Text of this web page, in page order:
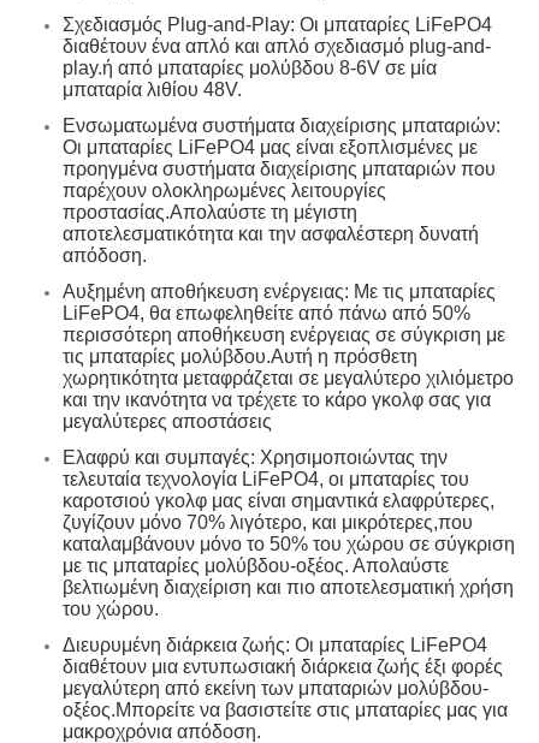
Σχεδιασμός Plug-and-Play: Οι μπαταρίες LiFePO4
διαθέτουν ένα απλό και απλό σχεδιασμό plug-and-
play.ή από μπαταρίες μολύβδου 8-6V σε μία
μπαταρία λιθίου 48V.
Ενσωματωμένα συστήματα διαχείρισης μπαταριών:
Οι μπαταρίες LiFePO4 μας είναι εξοπλισμένες με
προηγμένα συστήματα διαχείρισης μπαταριών που
παρέχουν ολοκληρωμένες λειτουργίες
προστασίας.Απολαύστε τη μέγιστη
αποτελεσματικότητα και την ασφαλέστερη δυνατή
απόδοση.
Αυξημένη αποθήκευση ενέργειας: Με τις μπαταρίες
LiFePO4, θα επωφεληθείτε από πάνω από 50%
περισσότερη αποθήκευση ενέργειας σε σύγκριση με
τις μπαταρίες μολύβδου.Αυτή η πρόσθετη
χωρητικότητα μεταφράζεται σε μεγαλύτερο χιλιόμετρο
και την ικανότητα να τρέχετε το κάρο γκολφ σας για
μεγαλύτερες αποστάσεις
Ελαφρύ και συμπαγές: Χρησιμοποιώντας την
τελευταία τεχνολογία LiFePO4, οι μπαταρίες του
καροτσιού γκολφ μας είναι σημαντικά ελαφρύτερες,
ζυγίζουν μόνο 70% λιγότερο, και μικρότερες,που
καταλαμβάνουν μόνο το 50% του χώρου σε σύγκριση
με τις μπαταρίες μολύβδου-οξέος. Απολαύστε
βελτιωμένη διαχείριση και πιο αποτελεσματική χρήση
του χώρου.
Διευρυμένη διάρκεια ζωής: Οι μπαταρίες LiFePO4
διαθέτουν μια εντυπωσιακή διάρκεια ζωής έξι φορές
μεγαλύτερη από εκείνη των μπαταριών μολύβδου-
οξέος.Μπορείτε να βασιστείτε στις μπαταρίες μας για
μακροχρόνια απόδοση.